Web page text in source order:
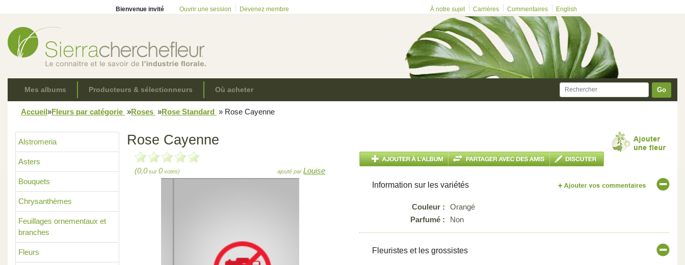
Bienvenue invité Ouvrir une session Devenez membre À notre sujet Carrières Commentaires English
Mes albums Producteurs & sélectionneurs Où acheter Go
Accueil»Fleurs par catégorie »Roses »Rose Standard » Rose Cayenne
Alstromeria
Asters
Bouquets
Chrysanthèmes
Feuillages ornementaux et
branches
Fleurs
Rose Cayenne
(0,0sur 0votes) ajouté parLouise
Information sur les variétés
Couleur :
Orangé
Parfumé :
Non
Fleuristes et les grossistes